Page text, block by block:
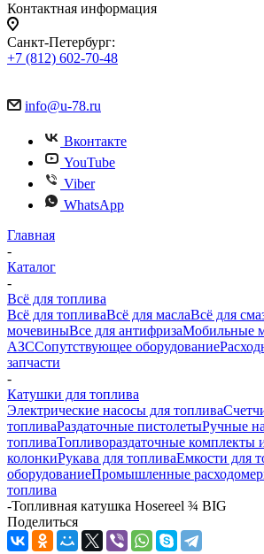
Контактная информация
Санкт-Петербург:
+7 (812) 602-70-48
info@u-78.ru
Вконтакте
YouTube
Viber
WhatsApp
Главная
-
Каталог
-
Всё для топлива
Всё для топливаВсё для маслаВсё для
мочевиныВсе для антифризаМобильные
АЗССопутствующее оборудование
запчасти
-
Катушки для топлива
Электрические насосы для топлива
топливаРаздаточные пистолетыРучные
топливаТопливораздаточные комплекты
колонкиРукава для топливаЕмкости для
оборудованиеПромышленные
топлива
-Топливная катушка Hosereel ¾ BIG
Поделиться